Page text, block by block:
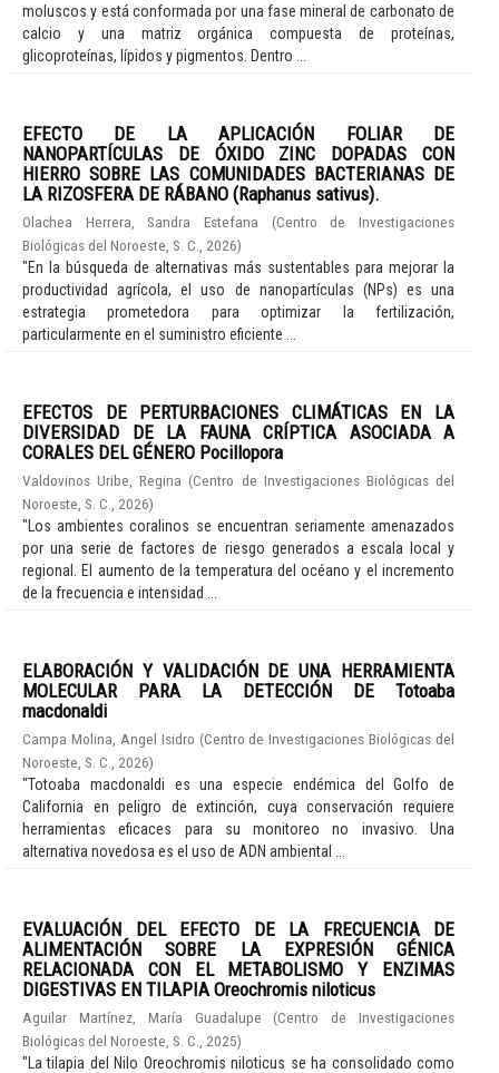
moluscos y está conformada por una fase mineral de carbonato de
calcio y una matriz orgánica compuesta de proteínas,
glicoproteínas, lípidos y pigmentos. Dentro ...
EFECTO DE LA APLICACIÓN FOLIAR DE
NANOPARTÍCULAS DE ÓXIDO ZINC DOPADAS CON
HIERRO SOBRE LAS COMUNIDADES BACTERIANAS DE
LA RIZOSFERA DE RÁBANO (Raphanus sativus).
Olachea Herrera, Sandra Estefana (Centro de Investigaciones
Biológicas del Noroeste, S. C.
2026)
"En la búsqueda de alternativas más sustentables para mejorar la
productividad agrícola, el uso de nanopartículas (NPs) es una
estrategia prometedora para optimizar la fertilización,
particularmente en el suministro eficiente ...
EFECTOS DE PERTURBACIONES CLIMÁTICAS EN LA
DIVERSIDAD DE LA FAUNA CRÍPTICA ASOCIADA A
CORALES DEL GÉNERO Pocillopora
Valdovinos Uribe, Regina (Centro de Investigaciones Biológicas del
Noroeste, S. C.
2026)
"Los ambientes coralinos se encuentran seriamente amenazados
por una serie de factores de riesgo generados a escala local y
regional. El aumento de la temperatura del océano y el incremento
de la frecuencia e intensidad ...
ELABORACIÓN Y VALIDACIÓN DE UNA HERRAMIENTA
MOLECULAR PARA LA DETECCIÓN DE Totoaba
macdonaldi
Campa Molina, Angel Isidro (Centro de Investigaciones Biológicas del
Noroeste, S. C.
2026)
"Totoaba macdonaldi es una especie endémica del Golfo de
California en peligro de extinción, cuya conservación requiere
herramientas eficaces para su monitoreo no invasivo. Una
alternativa novedosa es el uso de ADN ambiental ...
EVALUACIÓN DEL EFECTO DE LA FRECUENCIA DE
ALIMENTACIÓN SOBRE LA EXPRESIÓN GÉNICA
RELACIONADA CON EL METABOLISMO Y ENZIMAS
DIGESTIVAS EN TILAPIA Oreochromis niloticus
Aguilar Martínez, María Guadalupe (Centro de Investigaciones
Biológicas del Noroeste, S. C.
2025)
"La tilapia del Nilo Oreochromis niloticus se ha consolidado como